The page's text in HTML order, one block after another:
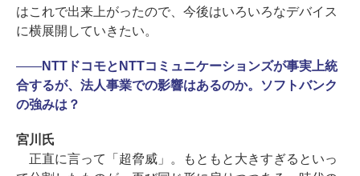
はこれで出来上がったので、今後はいろいろなデバイス
に横展開していきたい。
――NTTドコモとNTTコミュニケーションズが事実上統
合するが、法人事業での影響はあるのか。ソフトバンク
の強みは？
宮川氏
正直に言って「超脅威」。もともと大きすぎるといっ